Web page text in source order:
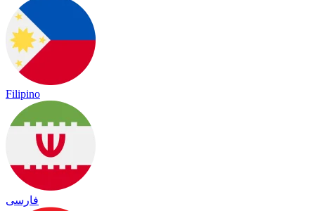
Filipino
فارسی